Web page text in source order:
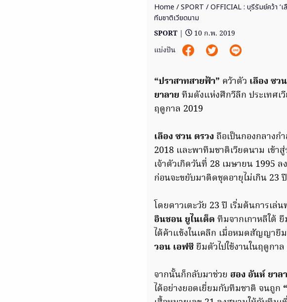
Home /SPORT / OFFICIAL : บุรีรัมย์คว้า ‘
ทีมชาติเวียดนาม
SPORT |
10 ก.พ. 2019
แบ่งปัน
“ปราสาทสายฟ้า” คว้าตัว เลือง ซว
ยาลาย ทีมดังแห่งศึกวีลีก ประเทศเ
ฤดูกาล 2019
เลือง ซวน ตรวง ถือเป็นกองกลาง
2018 และพาทีมชาติเวียดนาม เข้
เจ้าตัวเกิดวันที่ 28 เมษายน 1995
ก่อนจะขยับมาติดชุดอายุไม่เกิน 23
โดยดาวเตะวัย 23 ปี เริ่มต้นการเล่
อินชอน ยูไนเต็ด ทีมจากเกาหลีใต้
ได้ค้าแข้งในเคลีก เมื่อหมดสัญญายื
วอน เอฟซี ยืมตัวไปใช้งานในฤดูกา
จากนั้นก็กลับมาช่วย ฮอง อันห์ ยาล
ได้อย่างยอดเยี่ยมกับทีมชาติ จนถูก